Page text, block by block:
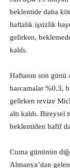
beklentide daha
haftalık işsizlik
gelirken,
kaldı.
Haftanın son günü
harcamalar %0.3,
gelirken revize
altı kaldı. Bireysel
beklentiden hafif
Cuma gününün
Almanya’dan